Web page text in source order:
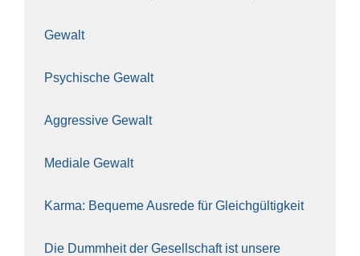
Gewalt
Psy­chi­sche Gewalt
Aggres­si­ve Gewalt
Media­le Gewalt
Kar­ma: Beque­me Aus­re­de für Gleich­gül­tig­keit
Die Dumm­heit der Gesell­schaft ist unse­re